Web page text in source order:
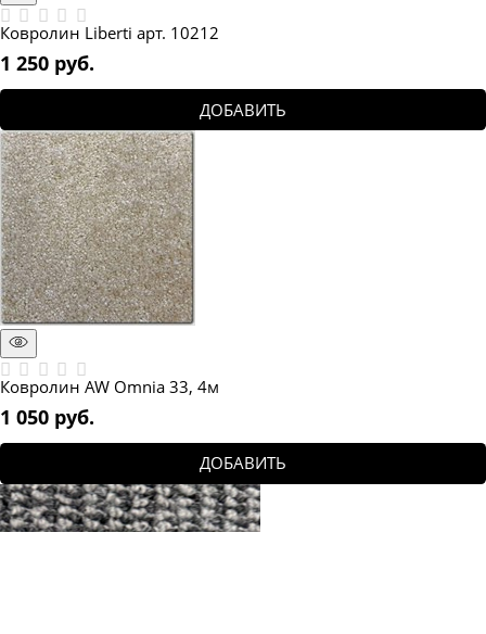
Ковролин Liberti арт. 10212
1 250 руб.
ДОБАВИТЬ
Ковролин AW Omnia 33, 4м
1 050 руб.
ДОБАВИТЬ